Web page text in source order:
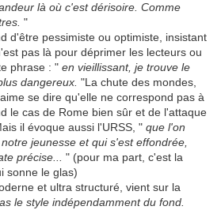
là où c'est dérisoire. Comme
"
d'être pessimiste ou optimiste, insistant
pas là pour déprimer les lecteurs ou
phrase : " en vieillissant, je trouve le
dangereux. "La chute des mondes,
se dire qu'elle ne correspond pas à
le cas de Rome bien sûr et de l'attaque
il évoque aussi l'URSS, " que l'on
jeunesse et qui s'est effondrée,
précise...
" (pour ma part, c'est la
sonne le glas)
et ultra structuré, vient sur la
le style indépendamment du fond.